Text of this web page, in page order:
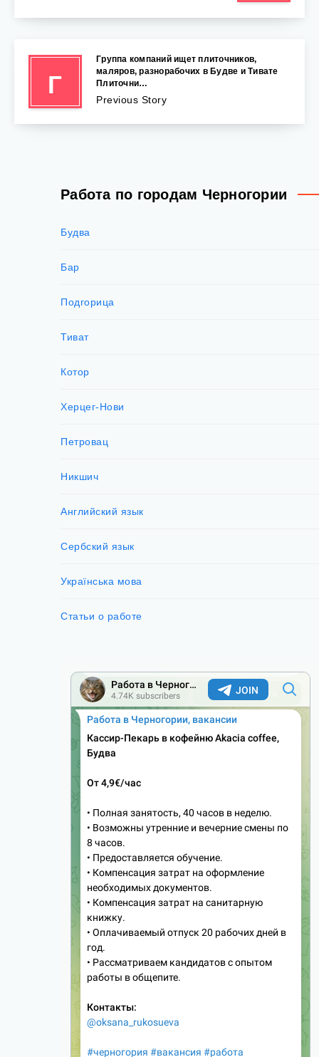
Г
Группа компаний ищет плиточников,
маляров, разнорабочих в Будве и Тивате
Плиточни…
Previous Story
Работа по городам Черногории
Будва
Бар
Подгорица
Тиват
Котор
Херцег-Нови
Петровац
Никшич
Английский язык
Сербский язык
Українська мова
Статьи о работе